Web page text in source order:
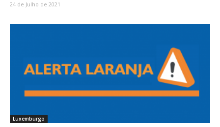
24 de Julho de 2021
Luxemburgo